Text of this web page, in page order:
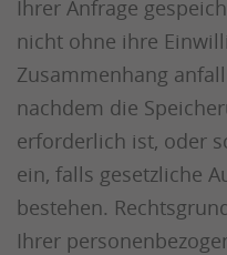
Ihrer Anfrage
nicht ohne ihre
Zusammenhang
nachdem die
erforderlich ist, oder
ein, falls gesetzliche
bestehen.
Ihrer